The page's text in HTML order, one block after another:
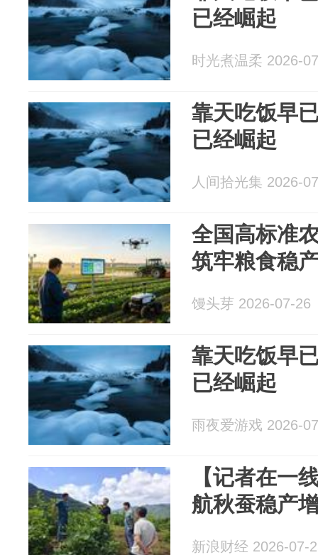
已经崛起
时光煮温柔 2026-
靠天吃饭早
已经崛起
人间拾光集 2026-
全国高标准
筑牢粮食稳
馒头芽 2026-07-26
靠天吃饭早
已经崛起
雨夜爱游戏 2026-
【记者在一
航秋蚕稳产
新浪财经 2026-07-